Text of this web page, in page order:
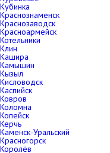
Кубинка
Краснознаменск
Краснозаводск
Красноармейск
Котельники
Клин
Кашира
Камышин
Кызыл
Кисловодск
Каспийск
Ковров
Коломна
Копейск
Керчь
Каменск-Уральский
Красногорск
Королёв